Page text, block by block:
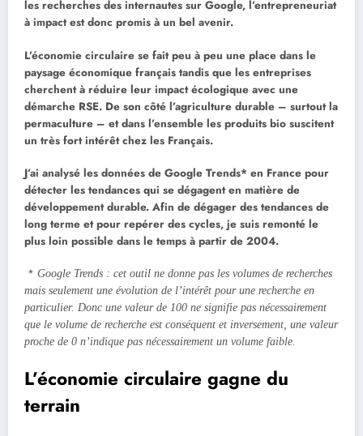
les recherches des internautes sur Google, l’entrepreneuriat
à impact est donc promis à un bel avenir.
L’économie circulaire se fait peu à peu une place dans le
paysage économique français tandis que les entreprises
cherchent à réduire leur impact écologique avec une
démarche RSE. De son côté l’agriculture durable – surtout la
permaculture – et dans l’ensemble les produits bio suscitent
un très fort intérêt chez les Français.
J’ai analysé les données de Google Trends* en France pour
détecter les tendances qui se dégagent en matière de
développement durable. Afin de dégager des tendances de
long terme et pour repérer des cycles, je suis remonté le
plus loin possible dans le temps à partir de 2004.
* Google Trends : cet outil ne donne pas les volumes de recherches
mais seulement une évolution de l’intérêt pour une recherche en
particulier. Donc une valeur de 100 ne signifie pas nécessairement
que le volume de recherche est conséquent et inversement, une valeur
proche de 0 n’indique pas nécessairement un volume faible.
L’économie circulaire gagne du
terrain